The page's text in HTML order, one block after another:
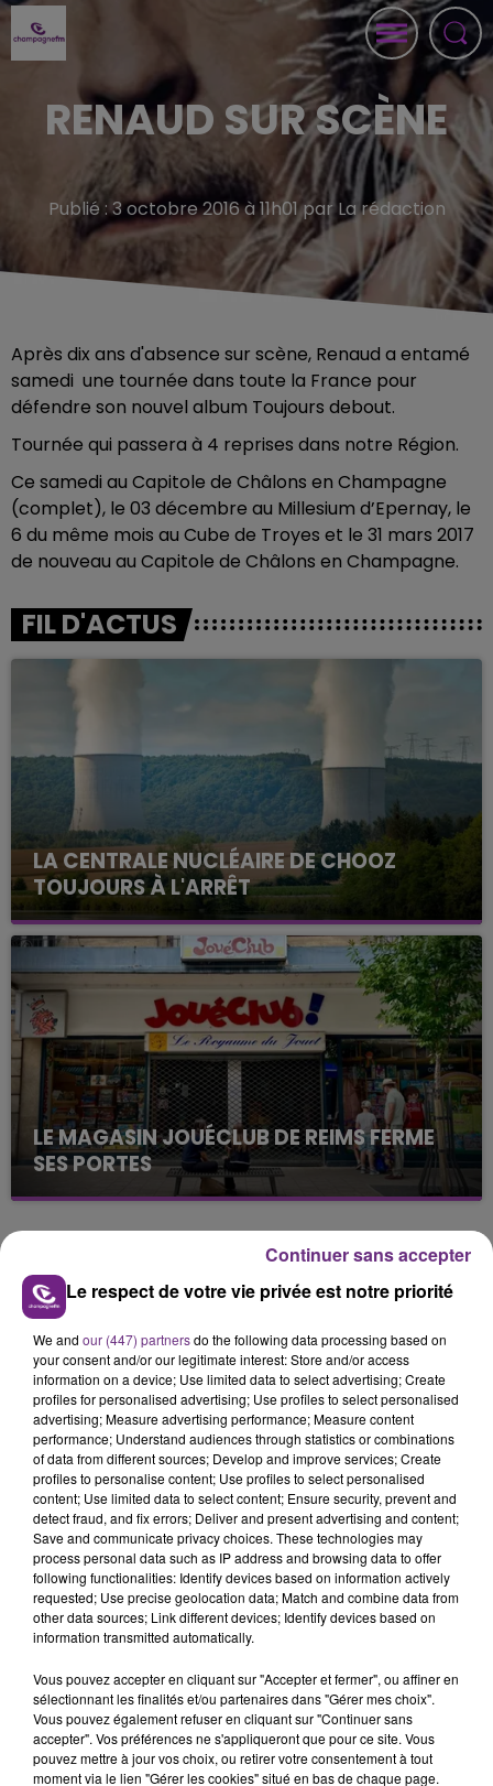
RENAUD SUR SCÈNE
Publié : 3 octobre 2016 à 11h01 par La rédaction
Après dix ans d'absence sur scène, Renaud a entamé
samedi une tournée dans toute la France pour
défendre son nouvel album Toujours debout.
Tournée qui passera à 4 reprises dans notre Région.
Ce samedi au Capitole de Châlons en Champagne
(complet), le 03 décembre au Millesium d’Epernay, le
6 du même mois au Cube de Troyes et le 31 mars 2017
de nouveau au Capitole de Châlons en Champagne.
FIL D'ACTUS
LA CENTRALE NUCLÉAIRE DE CHOOZ
TOUJOURS À L'ARRÊT
Cela fait déjà une semaine que la centrale
nucléaire ardennaise est à l'arrêt. Une situation
justifiée par la sécheresse intense qui est toujours
présente.
LE MAGASIN JOUÉCLUB DE REIMS FERME
SES PORTES
C'était l'une des institutions du centre-ville
TRYO
La Traversee
Lukas Graham
7 Years
10h41
10h41 10h37
10h37
Le respect de votre vie privée est notre priorité
We and our (447) partnersdo the following data processing based on
your consent and/or our legitimate interest: Store and/or access
information on a device; Use limited data to select advertising; Create
profiles for personalised advertising; Use profiles to select personalised
advertising; Measure advertising performance; Measure content
performance; Understand audiences through statistics or combinations
of data from different sources; Develop and improve services; Create
profiles to personalise content; Use profiles to select personalised
content; Use limited data to select content; Ensure security, prevent and
detect fraud, and fix errors; Deliver and present advertising and content;
Save and communicate privacy choices. These technologies may
process personal data such as IP address and browsing data to offer
following functionalities: Identify devices based on information actively
requested; Use precise geolocation data; Match and combine data from
other data sources; Link different devices; Identify devices based on
information transmitted automatically.
Vous pouvez accepter en cliquant sur "Accepter et fermer", ou affiner en
sélectionnant les finalités et/ou partenaires dans "Gérer mes choix".
Vous pouvez également refuser en cliquant sur "Continuer sans
accepter". Vos préférences ne s'appliqueront que pour ce site. Vous
pouvez mettre à jour vos choix, ou retirer votre consentement à tout
moment via le lien "Gérer les cookies" situé en bas de chaque page.
Continuer sans accepter